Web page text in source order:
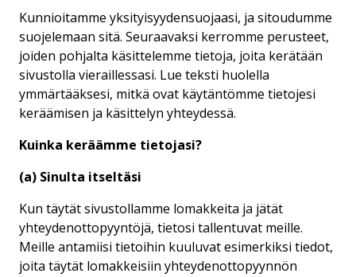
Kunnioitamme yksityisyydensuojaasi, ja sitoudumme
suojelemaan sitä. Seuraavaksi kerromme perusteet,
joiden pohjalta käsittelemme tietoja, joita kerätään
sivustolla vieraillessasi. Lue teksti huolella
ymmärtääksesi, mitkä ovat käytäntömme tietojesi
keräämisen ja käsittelyn yhteydessä.
Kuinka keräämme tietojasi?
(a) Sinulta itseltäsi
Kun täytät sivustollamme lomakkeita ja jätät
yhteydenottopyyntöjä, tietosi tallentuvat meille.
Meille antamiisi tietoihin kuuluvat esimerkiksi tiedot,
joita täytät lomakkeisiin yhteydenottopyynnön